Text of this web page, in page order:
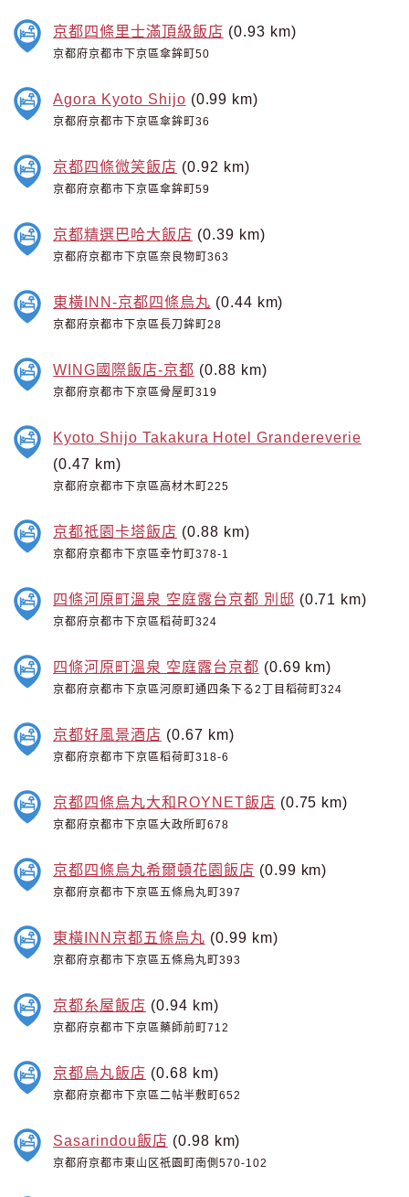
京都四條里士滿頂級飯店 (0.93 km)
京都府京都市下京區傘鉾町50
Agora Kyoto Shijo (0.99 km)
京都府京都市下京區傘鉾町36
京都四條微笑飯店 (0.92 km)
京都府京都市下京區傘鉾町59
京都精選巴哈大飯店 (0.39 km)
京都府京都市下京區奈良物町363
東橫INN-京都四條烏丸 (0.44 km)
京都府京都市下京區長刀鉾町28
WING國際飯店-京都 (0.88 km)
京都府京都市下京區骨屋町319
Kyoto Shijo Takakura Hotel Grandereverie
(0.47 km)
京都府京都市下京區高材木町225
京都祗園卡塔飯店 (0.88 km)
京都府京都市下京區幸竹町378-1
四條河原町溫泉 空庭露台京都 別邸 (0.71 km)
京都府京都市下京區稻荷町324
四條河原町溫泉 空庭露台京都 (0.69 km)
京都府京都市下京區河原町通四条下る2丁目稻荷町324
京都好風景酒店 (0.67 km)
京都府京都市下京區稻荷町318-6
京都四條烏丸大和ROYNET飯店 (0.75 km)
京都府京都市下京區大政所町678
京都四條烏丸希爾頓花園飯店 (0.99 km)
京都府京都市下京區五條烏丸町397
東橫INN京都五條烏丸 (0.99 km)
京都府京都市下京區五條烏丸町393
京都糸屋飯店 (0.94 km)
京都府京都市下京區藥師前町712
京都烏丸飯店 (0.68 km)
京都府京都市下京區二帖半敷町652
Sasarindou飯店 (0.98 km)
京都府京都市東山区祇園町南側570-102